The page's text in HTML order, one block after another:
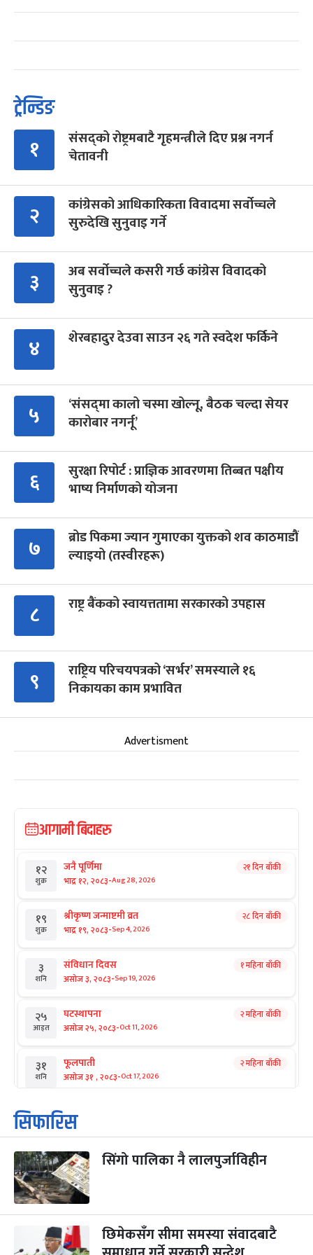
ट्रेन्डिङ
१
संसद्को रोष्ट्रमबाटै गृहमन्त्रीले दिए प्रश्न नगर्न
चेतावनी
२
कांग्रेसको आधिकारिकता विवादमा सर्वोच्चले
सुरुदेखि सुनुवाइ गर्ने
३
अब सर्वोच्चले कसरी गर्छ कांग्रेस विवादको
सुनुवाइ ?
४ शेरबहादुर देउवा साउन २६ गते स्वदेश फर्किने
५
‘संसद्‍मा कालो चस्मा खोल्नू, बैठक चल्दा सेयर
कारोबार नगर्नू’
६
सुरक्षा रिपोर्ट : प्राज्ञिक आवरणमा तिब्बत पक्षीय
भाष्य निर्माणको योजना
७
ब्रोड पिकमा ज्यान गुमाएका युक्तको शव काठमाडौं
ल्याइयो (तस्वीरहरू)
८ राष्ट्र बैंकको स्वायत्ततामा सरकारको उपहास
९
राष्ट्रिय परिचयपत्रको ‘सर्भर’ समस्याले १६
निकायका काम प्रभावित
Advertisment
आगामी बिदाहरु
१२
शुक्र
जनै पूर्णिमा
भाद्र १२, २०८३-Aug 28, 2026
२१ दिन बाँकी
१९
शुक्र
श्रीकृष्ण जन्माष्टमी व्रत
भाद्र १९, २०८३-Sep 4, 2026
२८ दिन बाँकी
३
शनि
संविधान दिवस
असोज ३, २०८३-Sep 19, 2026
१ महिना बाँकी
२५
आइत
घटस्थापना
असोज २५, २०८३-Oct 11, 2026
२ महिना बाँकी
३१
शनि
फूलपाती
असोज ३१ , २०८३-Oct 17, 2026
२ महिना बाँकी
१
आइत
कार्तिक सङ्क्रान्ति
कार्तिक १, २०८३
३
मंगल
महानवमी
कार्तिक ३, २०८३
२ महिना बाँकी
४
कार्तिक ४, २०८३ -Oct 21, 2026
सिफारिस
सिंगो पालिका नै लालपुर्जाविहीन
छिमेकसँग सीमा समस्या संवादबाटै